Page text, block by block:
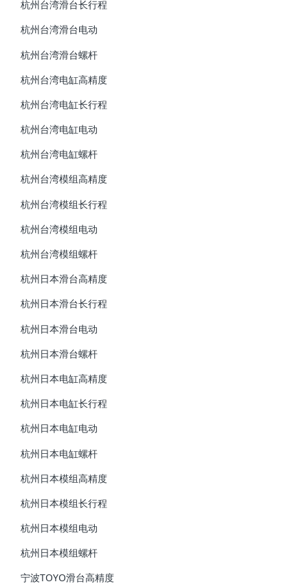
杭州台湾滑台长行程
杭州台湾滑台电动
杭州台湾滑台螺杆
杭州台湾电缸高精度
杭州台湾电缸长行程
杭州台湾电缸电动
杭州台湾电缸螺杆
杭州台湾模组高精度
杭州台湾模组长行程
杭州台湾模组电动
杭州台湾模组螺杆
杭州日本滑台高精度
杭州日本滑台长行程
杭州日本滑台电动
杭州日本滑台螺杆
杭州日本电缸高精度
杭州日本电缸长行程
杭州日本电缸电动
杭州日本电缸螺杆
杭州日本模组高精度
杭州日本模组长行程
杭州日本模组电动
杭州日本模组螺杆
宁波TOYO滑台高精度